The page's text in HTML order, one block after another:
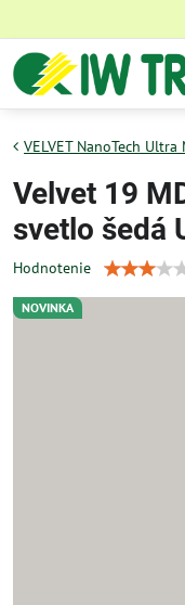
NOVINKA
VELVET NanoTech Ultra
Velvet 19
svetlo šedá
Hodnotenie